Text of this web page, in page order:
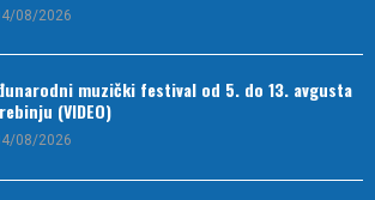
08/2026
muzički festival od 5. do 13. avgusta
(VIDEO)
08/2026